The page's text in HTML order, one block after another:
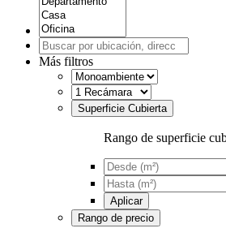
Más filtros
Superficie Cubierta
Rango de superficie
Aplicar
Rango de precio